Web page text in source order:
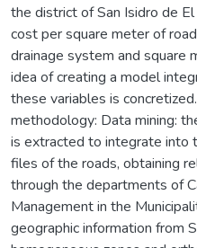
the district of San Isidro de
cost per square meter of
drainage system and square
idea of creating a model
these variables is
methodology: Data mining:
is extracted to integrate into
files of the roads, obtaining
through the departments of
Management in the
geographic information from